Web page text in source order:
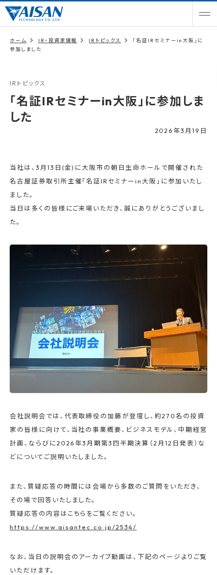
ホーム IR・投資家情報 IRトピックス
「名証IRセミナーin大阪」に
参加しました
IRトピックス
「名証IRセミナーin大阪」に参加しま
した
2026年3月19日
当社は、3月13日(金)に大阪市の朝日生命ホールで開催された
名古屋証券取引所主催「名証IRセミナーin大阪」に参加いたし
ました。
当日は多くの皆様にご来場いただき、誠にありがとうございまし
た。
会社説明会では、代表取締役の加藤が登壇し、約270名の投資
家の皆様に向けて、当社の事業概要、ビジネスモデル、中期経営
計画、ならびに2026年3月期第3四半期決算（2月12日発表）な
どについてご説明いたしました。
また、質疑応答の時間には会場から多数のご質問をいただき、
その場で回答いたしました。
質疑応答の内容はこちらをご覧ください。
https://www.aisantec.co.jp/2534/
なお、当日の説明会のアーカイブ動画は、下記のページよりご覧
いただけます。